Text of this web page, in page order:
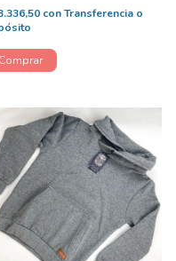
conTransferencia o